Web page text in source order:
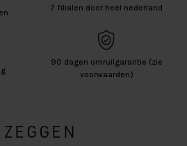
7 filialen door heel nederland
90 dagen omruilgarantie (zie
voorwaarden)